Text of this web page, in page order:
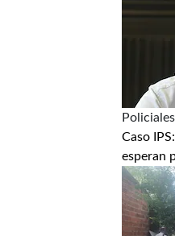
Policiales
Caso
esperan